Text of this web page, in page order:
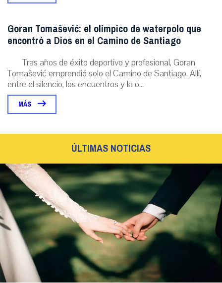
Goran Tomašević: el olímpico de waterpolo que
encontró a Dios en el Camino de Santiago
Tras años de éxito deportivo y profesional, Goran
Tomašević emprendió solo el Camino de Santiago. Allí,
entre el silencio, los encuentros y la o...
MÁS
ÚLTIMAS NOTICIAS